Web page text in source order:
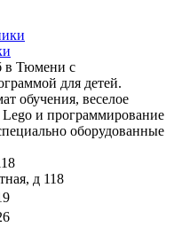
в Тюмени с
для детей.
обучения, веселое
и программирование
оборудованные
д 118